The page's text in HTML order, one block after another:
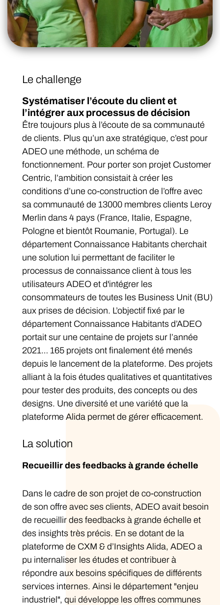
Le challenge
Systématiser l’écoute du client et
l’intégrer aux processus de décision
Être toujours plus à l’écoute de sa communauté
de clients. Plus qu’un axe stratégique, c’est pour
ADEO une méthode, un schéma de
fonctionnement. Pour porter son projet Customer
Centric, l’ambition consistait à créer les
conditions d’une co-construction de l’offre avec
sa communauté de 13000 membres clients Leroy
Merlin dans 4 pays (France, Italie, Espagne,
Pologne et bientôt Roumanie, Portugal). Le
département Connaissance Habitants cherchait
une solution lui permettant de faciliter le
processus de connaissance client à tous les
utilisateurs ADEO et d'intégrer les
consommateurs de toutes les Business Unit (BU)
aux prises de décision. L’objectif fixé par le
département Connaissance Habitants d’ADEO
portait sur une centaine de projets sur l’année
2021… 165 projets ont finalement été menés
depuis le lancement de la plateforme. Des projets
alliant à la fois études qualitatives et quantitatives
pour tester des produits, des concepts ou des
designs. Une diversité et une variété que la
plateforme Alida permet de gérer efficacement.
La solution
Recueillir des feedbacks à grande échelle
Dans le cadre de son projet de co-construction
de son offre avec ses clients, ADEO avait besoin
de recueillir des feedbacks à grande échelle et
des insights très précis. En se dotant de la
plateforme de CXM & d’Insights Alida, ADEO a
pu internaliser les études et contribuer à
répondre aux besoins spécifiques de différents
services internes. Ainsi le département "enjeu
industriel", qui développe les offres communes